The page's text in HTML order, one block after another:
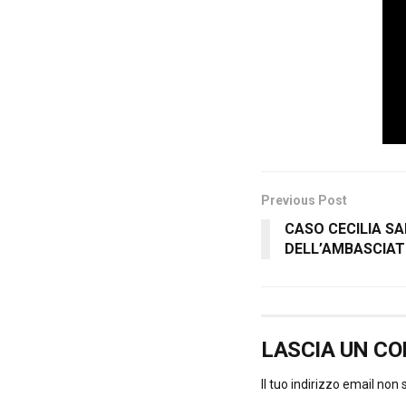
Previous Post
CASO CECILIA
LASCIA UN
Il tuo indirizzo email non